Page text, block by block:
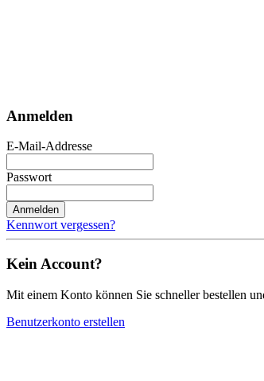
Anmelden
E-Mail-Addresse
Passwort
Anmelden
Kennwort vergessen?
Kein Account?
Mit einem Konto können Sie schneller bestellen
Benutzerkonto erstellen